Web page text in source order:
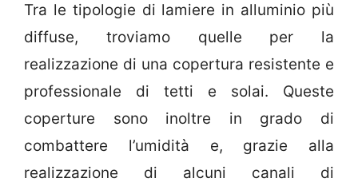
Tra le tipologie di lamiere in alluminio più
diffuse, troviamo quelle per la
realizzazione di una copertura resistente e
professionale di tetti e solai. Queste
coperture sono inoltre in grado di
combattere l’umidità e, grazie alla
realizzazione di alcuni canali di